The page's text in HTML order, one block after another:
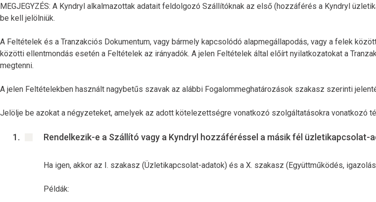
MEGJEGYZÉS: A Kyndryl alkalmazottak adatait feldolgozó Szállítóknak az első (hozzáférés a Kyndryl
be kell jelölniük.
A Feltételek és a Tranzakciós Dokumentum, vagy bármely kapcsolódó alapmegállapodás, vagy a felek
közötti ellentmondás esetén a Feltételek az irányadók. A jelen Feltételek által előírt nyilatkozatokat a
megtenni.
A jelen Feltételekben használt nagybetűs szavak az alábbi Fogalommeghatározások szakasz szerinti
Jelölje be azokat a négyzeteket, amelyek az adott kötelezettségre vonatkozó szolgáltatásokra vonatkozó
Rendelkezik-e a Szállító vagy a Kyndryl hozzáféréssel a másik fél üzletikapcsolat-
Ha igen, akkor az I. szakasz (Üzletikapcsolat-adatok) és a X. szakasz (Együttműködés,
Példák: